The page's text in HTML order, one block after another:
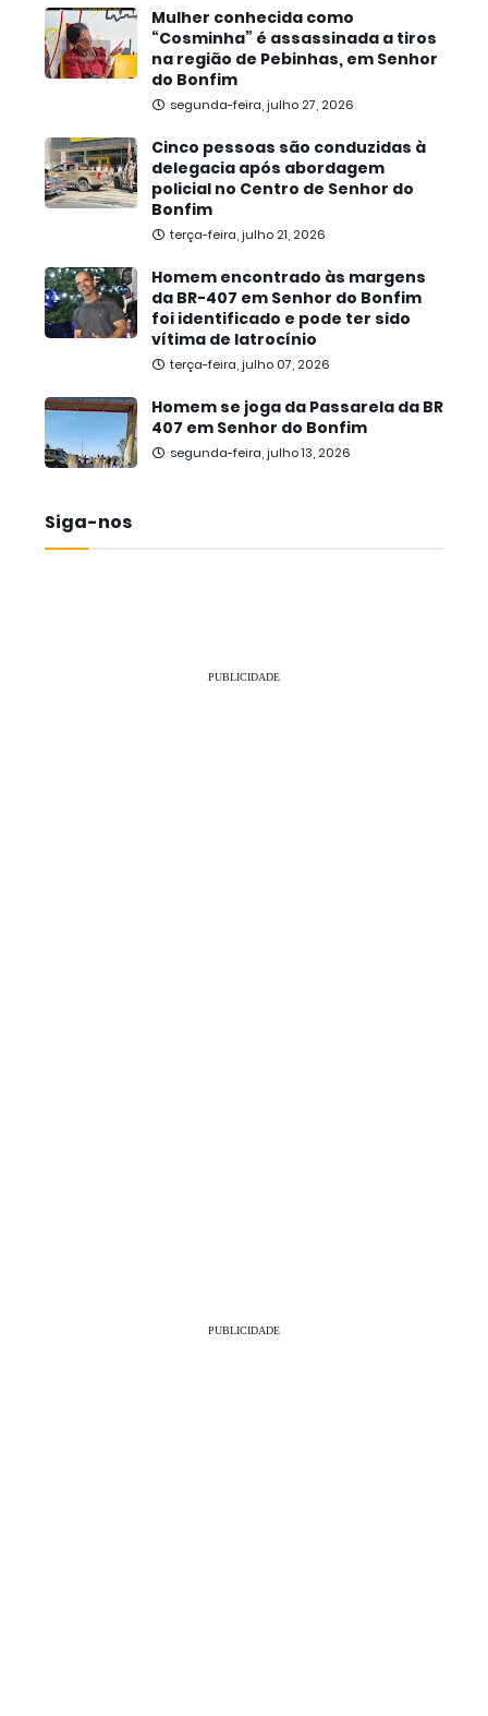
Mulher conhecida como
“Cosminha” é assassinada a tiros
na região de Pebinhas, em Senhor
do Bonfim
segunda-feira, julho 27, 2026
Cinco pessoas são conduzidas à
delegacia após abordagem
policial no Centro de Senhor do
Bonfim
terça-feira, julho 21, 2026
Homem encontrado às margens
da BR-407 em Senhor do Bonfim
foi identificado e pode ter sido
vítima de latrocínio
terça-feira, julho 07, 2026
Homem se joga da Passarela da BR
407 em Senhor do Bonfim
segunda-feira, julho 13, 2026
Siga-nos
PUBLICIDADE
PUBLICIDADE